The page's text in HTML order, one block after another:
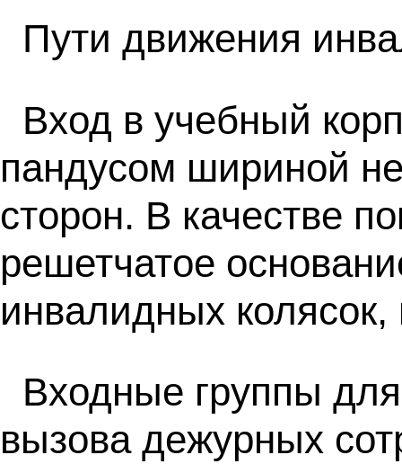
Пути движения
Вход в учебный
пандусом шириной
сторон. В качестве
решетчатое
инвалидных колясок,
Входные группы
вызова дежурных